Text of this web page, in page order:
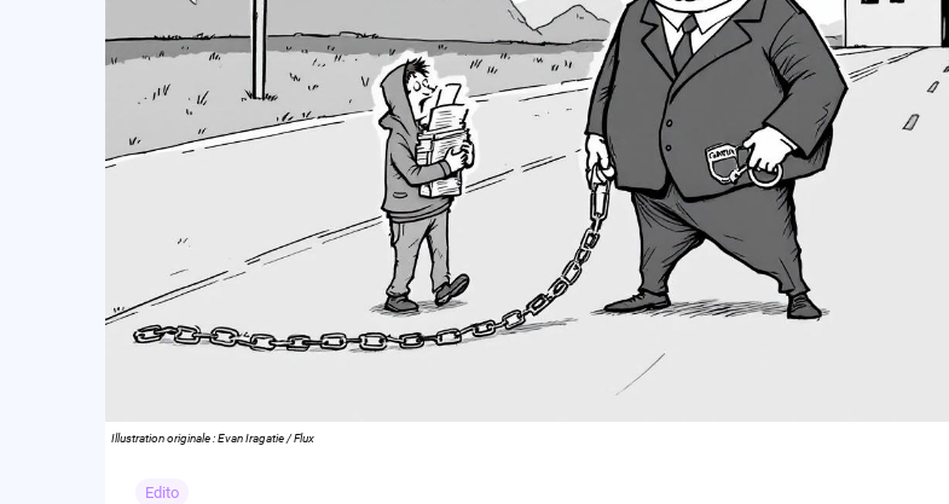
Illustration originale : Evan Iragatie / Flux
Edito